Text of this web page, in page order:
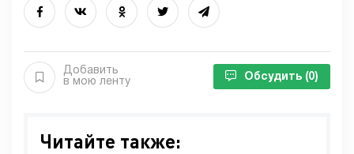
Добавить
в мою ленту
Обсудить (0)
Читайте также: